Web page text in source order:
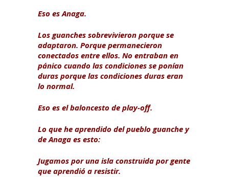
Eso es Anaga.
Los guanches sobrevivieron porque se
adaptaron. Porque permanecieron
conectados entre ellos. No entraban en
pánico cuando las condiciones se ponían
duras porque las condiciones duras eran
lo normal.
Eso es el baloncesto de play-off.
Lo que he aprendido del pueblo guanche y
de Anaga es esto:
Jugamos por una isla construida por gente
que aprendió a resistir.